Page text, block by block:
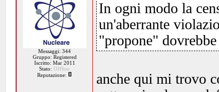
Messaggi: 344
Gruppo: Registered
Iscritto: Mar 2011
Stato: Offline
Reputazione:
In ogni modo la
un'aberrante
"propone"
anche qui mi trovo